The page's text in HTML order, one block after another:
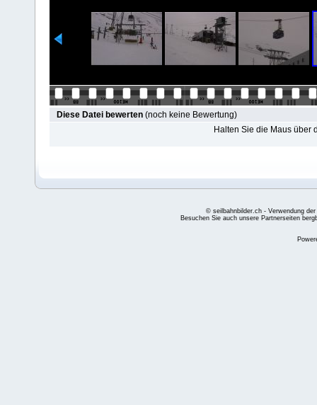
Diese Datei bewerten (noch keine Bewertung)
Halten Sie die Maus über
© seilbahnbilder.ch - Verwendung
Besuchen Sie auch unsere Partnerseiten